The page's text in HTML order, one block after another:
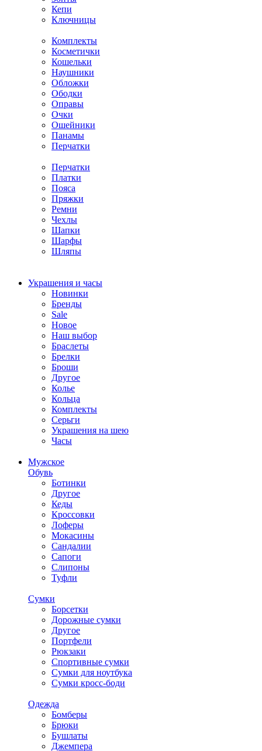
Кепи
Ключницы
Комплекты
Косметички
Кошельки
Наушники
Обложки
Ободки
Оправы
Очки
Ошейники
Панамы
Перчатки
Перчатки
Платки
Пояса
Пряжки
Ремни
Чехлы
Шапки
Шарфы
Шляпы
Украшения и часы
Новинки
Бренды
Sale
Новое
Наш выбор
Браслеты
Брелки
Броши
Другое
Колье
Кольца
Комплекты
Серьги
Украшения на шею
Часы
Мужское
Обувь
Ботинки
Другое
Кеды
Кроссовки
Лоферы
Мокасины
Сандалии
Сапоги
Слипоны
Туфли
Сумки
Борсетки
Дорожные сумки
Другое
Портфели
Рюкзаки
Спортивные сумки
Сумки для ноутбука
Сумки кросс-боди
Одежда
Бомберы
Брюки
Бушлаты
Джемпера